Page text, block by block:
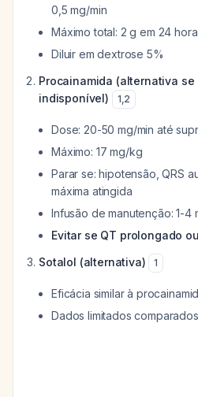
0,5 mg/min
Máximo total: 2 g em 24
Diluir em dextrose 5%
Procainamida (alternativa se
indisponível)
1,2
Dose: 20-50 mg/min até
Máximo: 17 mg/kg
Parar se: hipotensão, QRS
máxima atingida
Infusão de manutenção: 1-4
Evitar se QT prolongado
Sotalol (alternativa)
1
Eficácia similar à
Dados limitados